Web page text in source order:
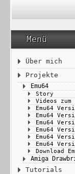
Menü
Über mich
Projekte
Emu64
Story
Videos zum
Emu64
Emu64
Emu64
Emu64
Emu64
Emu64
Download
Amiga
Tutorials